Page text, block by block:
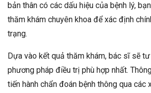
bản thân có các dấu hiệu của bệnh lý,
thăm khám chuyên khoa để xác định
trạng.
Dựa vào kết quả thăm khám, bác sĩ sẽ
phương pháp điều trị phù hợp nhất.
tiến hành chẩn đoán bệnh thông qua các